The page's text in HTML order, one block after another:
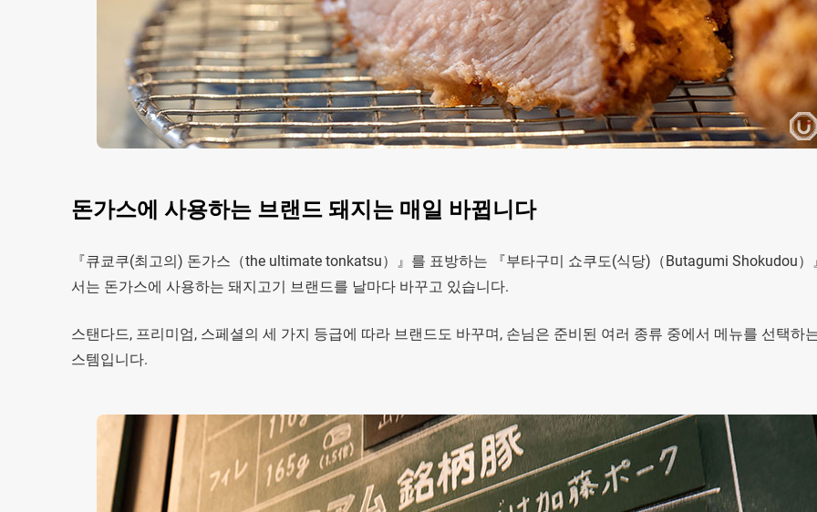
돈가스에 사용하는 브랜드 돼지는 매일 바뀝니다
『큐쿄쿠(최고의) 돈가스（the ultimate tonkatsu）』를 표방하는 『부타구미 쇼쿠도(식당)（Butagumi Shokudou）
서는 돈가스에 사용하는 돼지고기 브랜드를 날마다 바꾸고 있습니다.
스탠다드, 프리미엄, 스페셜의 세 가지 등급에 따라 브랜드도 바꾸며, 손님은 준비된 여러 종류 중에서 메뉴를 선택하
스템입니다.